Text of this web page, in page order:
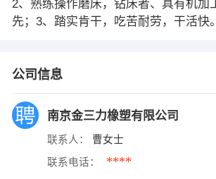
2、熟练操作磨床，钻床者、具有机加
先；3、踏实肯干，吃苦耐劳，干活快。
公司信息
南京金三力橡塑有限公司
联系人： 曹女士
联系电话： ****